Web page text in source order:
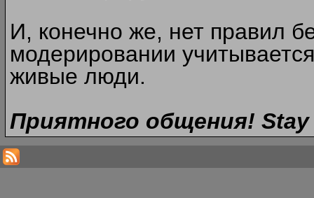
И, конечно же, нет правил
модерировании
живые люди.
Приятного общения! Stay